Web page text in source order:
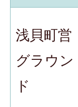
浅貝町営
グラウン
ド